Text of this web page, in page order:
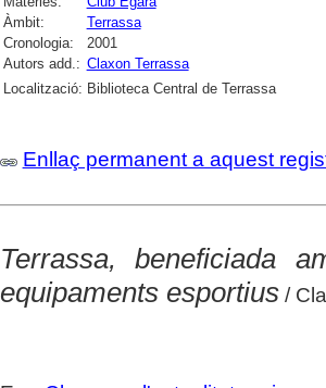
Àmbit:
Terrassa
Cronologia:
2001
Autors add.: Claxon Terrassa
Localització: Biblioteca Central de Terrassa
Enllaç permanent a aquest
Terrassa, beneficiada
equipaments esportius/